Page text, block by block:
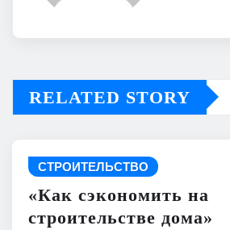
RELATED STORY
СТРОИТЕЛЬСТВО
«Как сэкономить на
строительстве дома»